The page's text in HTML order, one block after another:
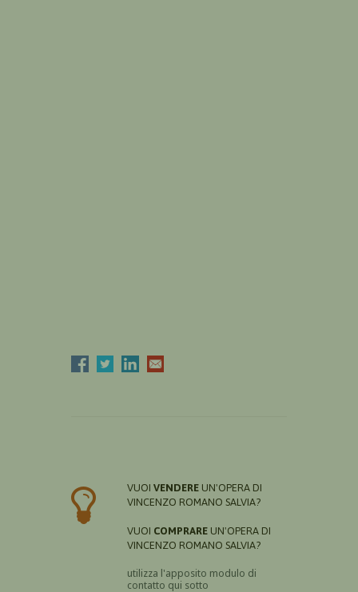
VUOI VENDERE UN'OPERA DI
VINCENZO ROMANO SALVIA?
VUOI COMPRARE UN'OPERA DI
VINCENZO ROMANO SALVIA?
utilizza l'apposito modulo di
contatto qui sotto